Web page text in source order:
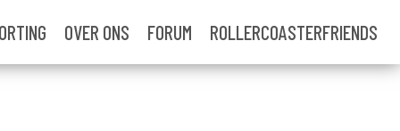
OVER ONS FORUM ROLLERCOASTERFRIENDS